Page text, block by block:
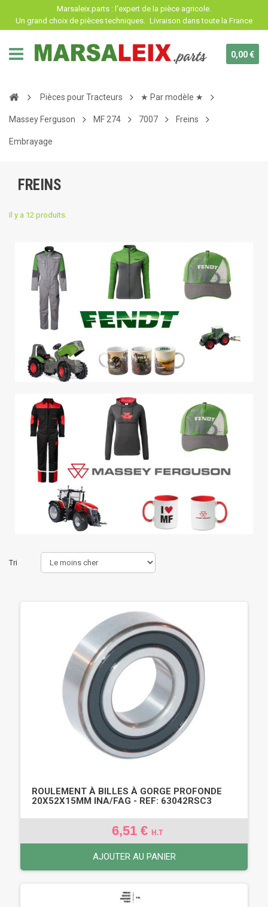
Marsaleix.parts : l'expert de la pièce agricole.
Un grand choix de pièces techniques. Livraison dans toute la France
0,00 €
Pièces pour Tracteurs ★ Par modèle ★
Massey Ferguson MF 274 7007 Freins
Embrayage
FREINS
Il y a 12 produits.
Tri
ROULEMENT À BILLES À GORGE PROFONDE
20X52X15MM INA/FAG - REF: 63042RSC3
6,51 € H.T
AJOUTER AU PANIER
Panneau de gestion des cookies